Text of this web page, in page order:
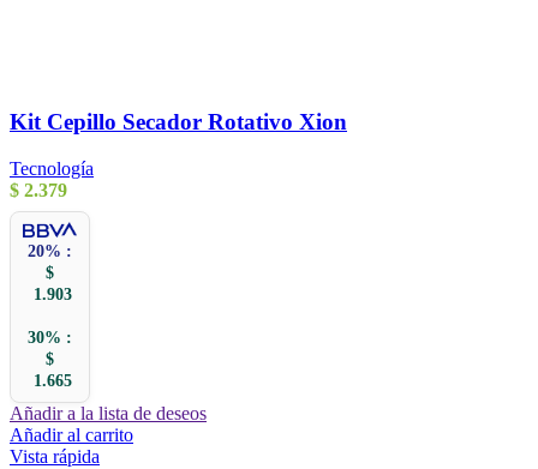
Kit Cepillo Secador Rotativo Xion
Tecnología
$ 2.379
20% :
$
1.903
30% :
$
1.665
Añadir a la lista de deseos
Añadir al carrito
Vista rápida